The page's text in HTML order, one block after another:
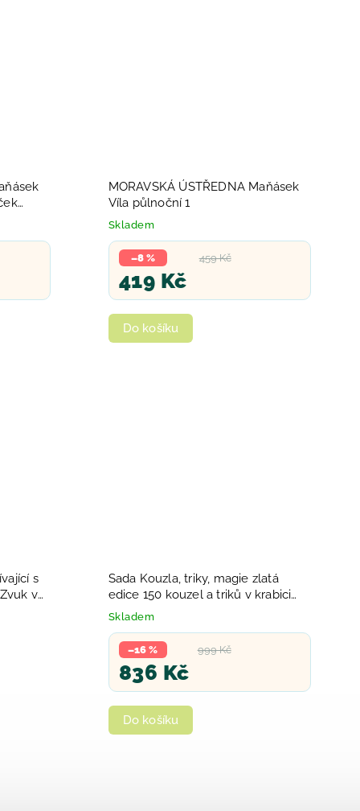
MORAVSKÁ ÚSTŘEDNA Maňásek
Víla půlnoční 1
Skladem
459 Kč
–8 %
419 Kč
Do košíku
s
v
Sada Kouzla, triky, magie zlatá
edice 150 kouzel a triků v krabici
dárek Zdarma
Skladem
999 Kč
–16 %
836 Kč
Do košíku